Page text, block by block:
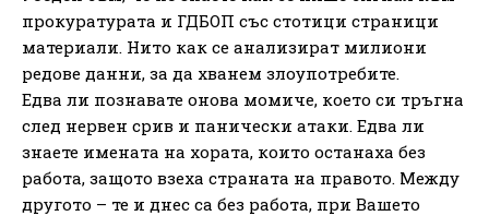
прокуратурата и ГДБОП със стотици страници
материали. Нито как се анализират милиони
редове данни, за да хванем злоупотребите.
Едва ли познавате онова момиче, което си тръгна
след нервен срив и панически атаки. Едва ли
знаете имената на хората, които останаха без
работа, защото взеха страната на правото. Между
другото – те и днес са без работа, при Вашето